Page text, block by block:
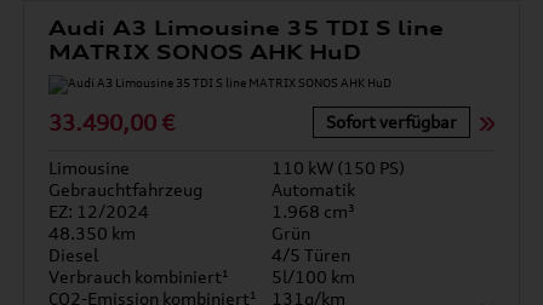
Audi A3 Limousine 35 TDI S line
MATRIX SONOS AHK HuD
33.490,00 € Sofort verfügbar
Limousine
110 kW (150 PS)
Gebrauchtfahrzeug
Automatik
EZ: 12/2024
1.968 cm³
48.350 km
Grün
Diesel
4/5 Türen
Verbrauch kombiniert¹
5l/100 km
CO2-Emission kombiniert¹
131g/km